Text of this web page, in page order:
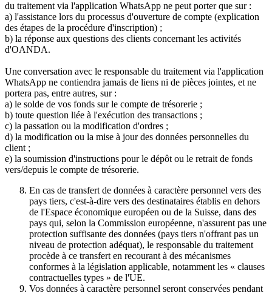
du traitement via l'application WhatsApp ne peut porter que sur :
a) l'assistance lors du processus d'ouverture de compte (explication
des étapes de la procédure d'inscription) ;
b) la réponse aux questions des clients concernant les activités
d'OANDA.
Une conversation avec le responsable du traitement via l'application
WhatsApp ne contiendra jamais de liens ni de pièces jointes, et ne
portera pas, entre autres, sur :
a) le solde de vos fonds sur le compte de trésorerie ;
b) toute question liée à l'exécution des transactions ;
c) la passation ou la modification d'ordres ;
d) la modification ou la mise à jour des données personnelles du
client ;
e) la soumission d'instructions pour le dépôt ou le retrait de fonds
vers/depuis le compte de trésorerie.
En cas de transfert de données à caractère personnel vers des
pays tiers, c'est-à-dire vers des destinataires établis en dehors
de l'Espace économique européen ou de la Suisse, dans des
pays qui, selon la Commission européenne, n'assurent pas une
protection suffisante des données (pays tiers n'offrant pas un
niveau de protection adéquat), le responsable du traitement
procède à ce transfert en recourant à des mécanismes
conformes à la législation applicable, notamment les « clauses
contractuelles types » de l'UE.
Vos données à caractère personnel seront conservées pendant